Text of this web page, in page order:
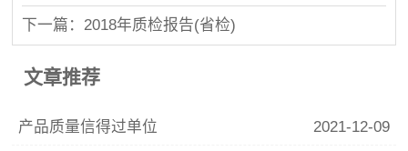
下一篇：2018年质检报告(省检)
文章推荐
产品质量信得过单位 2021-12-09